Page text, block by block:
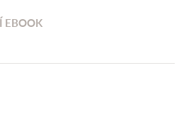
EBOOK